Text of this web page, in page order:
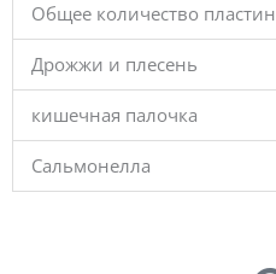
Общее количество пластин
Дрожжи и плесень
кишечная палочка
Сальмонелла